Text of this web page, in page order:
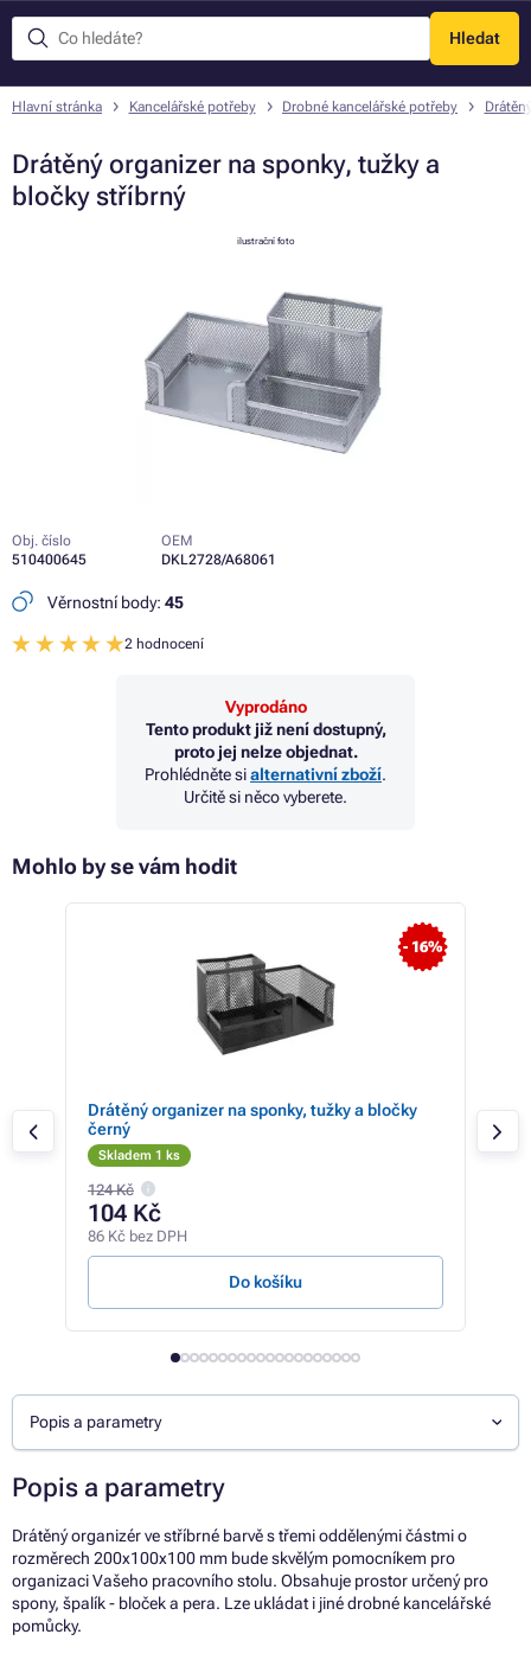
Hledat
Menu
Hlavní stránka Kancelářské potřeby Drobné kancelářské potřeby
Drátěný organizer na sponky, tužky a
bločky stříbrný
ilustrační foto
Obj. číslo
510400645
OEM
DKL2728/A68061
Věrnostní body: 45
2 hodnocení
Vyprodáno
Tento produkt již není dostupný,
proto jej nelze objednat.
Prohlédněte sialternativní zboží.
Určitě si něco vyberete.
Mohlo by se vám hodit
- 16%
Drátěný organizer na sponky, tužky a bločky
černý
Skladem 1 ks
124 Kč
104 Kč
86 Kč bez DPH
Do košíku
Popis a parametry
Popis a parametry
Drátěný organizér ve stříbrné barvě s třemi oddělenými částmi o
rozměrech 200x100x100 mm bude skvělým pomocníkem pro
organizaci Vašeho pracovního stolu. Obsahuje prostor určený pro
spony, špalík - bloček a pera. Lze ukládat i jiné drobné kancelářské
pomůcky.